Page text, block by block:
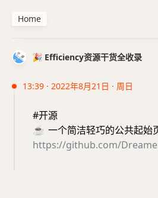
🎉 Efficiency资源干货全收录
13:39 · 2022年8月21日 · 周日
#开源
☕️ 一个简洁轻巧的公共起始
https://github.com/
Home